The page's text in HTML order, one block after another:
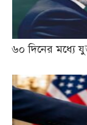
৬০ দিনের মধ্যে